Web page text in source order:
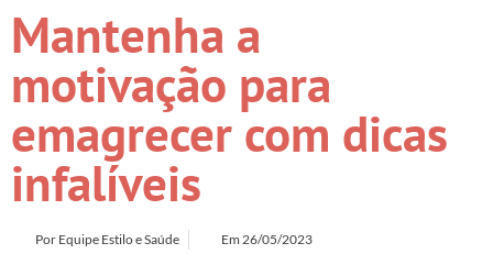
Mantenha a
motivação para
emagrecer com dicas
infalíveis
Por Equipe Estilo e Saúde Em 26/05/2023